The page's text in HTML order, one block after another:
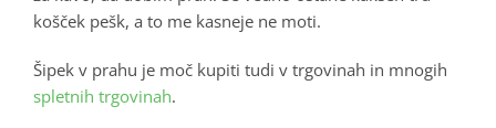
košček pešk, a to me kasneje ne moti.
Šipek v prahu je moč kupiti tudi v trgovinah in mnogih
spletnih trgovinah.